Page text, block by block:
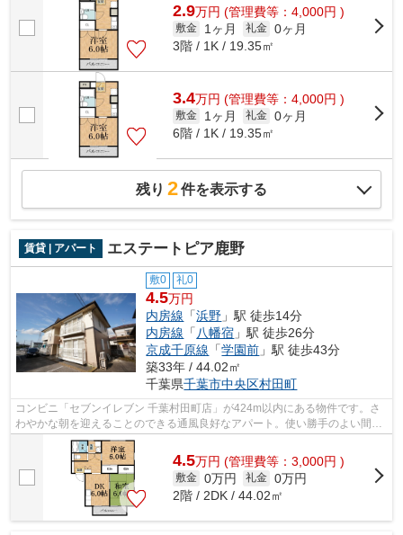
2.9万円 (管理費等：4,000円 )
敷金 1ヶ月 礼金 0ヶ月
3階 / 1K / 19.35㎡
3.4万円 (管理費等：4,000円 )
敷金 1ヶ月 礼金 0ヶ月
6階 / 1K / 19.35㎡
残り 2件を表示する
賃貸 | アパート エステートピア鹿野
敷0 礼0
4.5万円
内房線 「浜野 」駅 徒歩14分
内房線 「八幡宿 」駅 徒歩26分
京成千原線 「学園前 」駅 徒歩43分
築33年 / 44.02㎡
千葉県千葉市中央区村田町
コンビニ「セブンイレブン 千葉村田町店」が424m以内にある物件です。さ
わやかな朝を迎えることのできる通風良好なアパート。使い勝手のよい間取
りがポイントのアパートです。快適な通...
4.5万円 (管理費等：3,000円 )
敷金 0万円 礼金 0万円
2階 / 2DK / 44.02㎡